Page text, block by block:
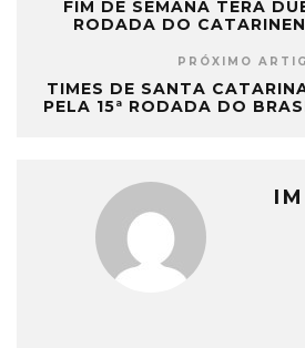
FIM DE SEMANA TERÁ
RODADA DO
PRÓXIMO
TIMES DE SANTA
PELA 15ª RODADA DO